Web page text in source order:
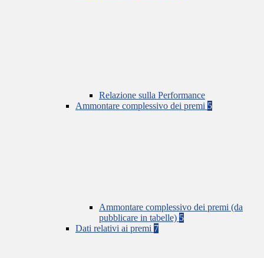
Relazione sulla Performance
Ammontare complessivo dei premi 5
Ammontare complessivo dei premi (da
pubblicare in tabelle) 5
Dati relativi ai premi 7